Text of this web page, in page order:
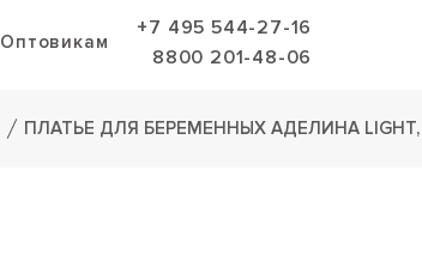
Оптовикам
+7 495 544-27-16
8800 201-48-06
ПЛАТЬЕ ДЛЯ БЕРЕМЕННЫХ АДЕЛИНА LIGHT,